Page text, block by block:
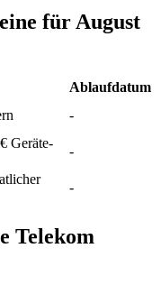
für August
Ablaufdatum
-
Geräte-
-
-
Telekom